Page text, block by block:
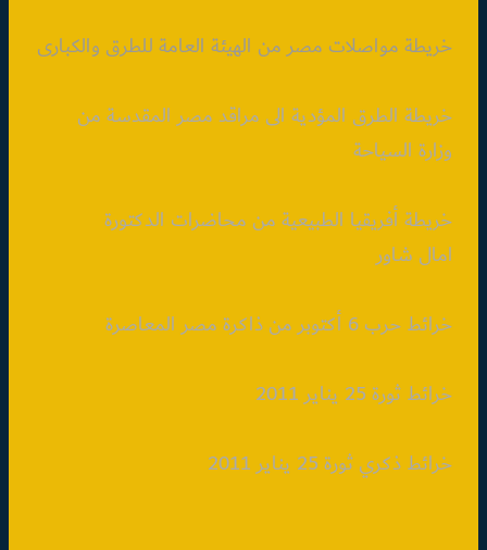
خريطة مواصلات مصر من الهيئة العامة للطرق والكبارى
خريطة الطرق المؤدية الى مراقد مصر المقدسة من
وزارة السياحة
خريطة أفريقيا الطبيعية من محاضرات الدكتورة
امال شاور
خرائط حرب 6 أكتوبر من ذاكرة مصر المعاصرة
خرائط ثورة 25 يناير 2011
خرائط ذكري ثورة 25 يناير 2011